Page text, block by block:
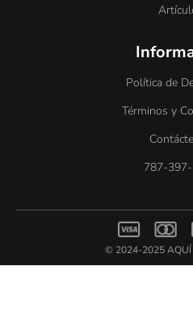
Política de
Términos y
787-
© 2024-2025 AQUÍ